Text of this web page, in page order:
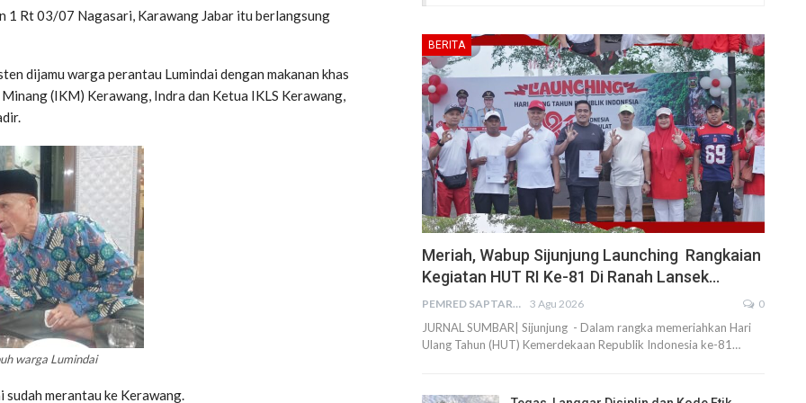
1 Rt 03/07 Nagasari, Karawang Jabar itu berlangsung
dijamu warga perantau Lumindai dengan makanan khas
(IKM) Kerawang, Indra dan Ketua IKLS Kerawang,
warga Lumindai
merantau ke Kerawang.
BERITA
Meriah, Wabup Sijunjung Launching Rangkaian
Kegiatan HUT RI Ke-81 Di Ranah Lansek…
PEMRED SAPTARIUS 3 Agu 2026 0
JURNAL SUMBAR| Sijunjung - Dalam rangka memeriahkan Hari
Ulang Tahun (HUT) Kemerdekaan Republik Indonesia ke-81…